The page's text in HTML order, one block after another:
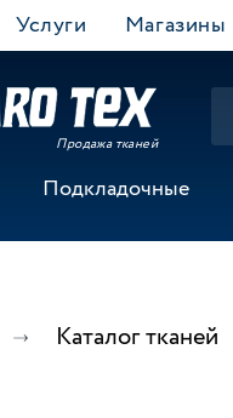
Услуги Магазины
Продажа тканей
Подкладочные
Каталог тканей